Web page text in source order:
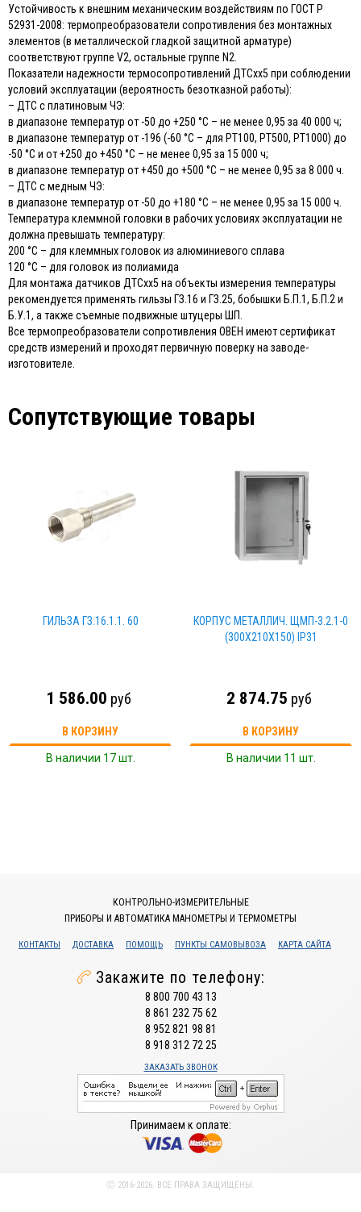
Устойчивость к внешним механическим воздействиям по ГОСТ Р
52931-2008: термопреобразователи сопротивления без монтажных
элементов (в металлической гладкой защитной арматуре)
соответствуют группе V2, остальные группе N2.
Показатели надежности термосопротивлений ДТСхх5 при соблюдении
условий эксплуатации (вероятность безотказной работы):
– ДТС с платиновым ЧЭ:
в диапазоне температур от -50 до +250 °С – не менее 0,95 за 40 000 ч;
в диапазоне температур от -196 (-60 °С – для РТ100, РТ500, РТ1000) до
-50 °С и от +250 до +450 °С – не менее 0,95 за 15 000 ч;
в диапазоне температур от +450 до +500 °С – не менее 0,95 за 8 000 ч.
– ДТС с медным ЧЭ:
в диапазоне температур от -50 до +180 °С – не менее 0,95 за 15 000 ч.
Температура клеммной головки в рабочих условиях эксплуатации не
должна превышать температуру:
200 °С – для клеммных головок из алюминиевого сплава
120 °С – для головок из полиамида
Для монтажа датчиков ДТСхх5 на объекты измерения температуры
рекомендуется применять гильзы ГЗ.16 и ГЗ.25, бобышки Б.П.1, Б.П.2 и
Б.У.1, а также съемные подвижные штуцеры ШП.
Все термопреобразователи сопротивления ОВЕН имеют сертификат
средств измерений и проходят первичную поверку на заводе-
изготовителе.
Сопутствующие товары
ГИЛЬЗА ГЗ.16.1.1. 60
1 586.00 руб
В КОРЗИНУ
В наличии 17 шт.
КОРПУС МЕТАЛЛИЧ. ЩМП-3.2.1-0
(300Х210Х150) IP31
2 874.75 руб
В КОРЗИНУ
В наличии 11 шт.
КОНТРОЛЬНО-ИЗМЕРИТЕЛЬНЫЕ
ПРИБОРЫ И АВТОМАТИКА МАНОМЕТРЫ И ТЕРМОМЕТРЫ
КОНТАКТЫ ДОСТАВКА ПОМОЩЬ ПУНКТЫ САМОВЫВОЗА КАРТА САЙТА
Закажите по телефону:
8 800 700 43 13
8 861 232 75 62
8 952 821 98 81
8 918 312 72 25
ЗАКАЗАТЬ ЗВОНОК
Принимаем к оплате:
Ⓒ 2016-2026. ВСЕ ПРАВА ЗАЩИЩЕНЫ.